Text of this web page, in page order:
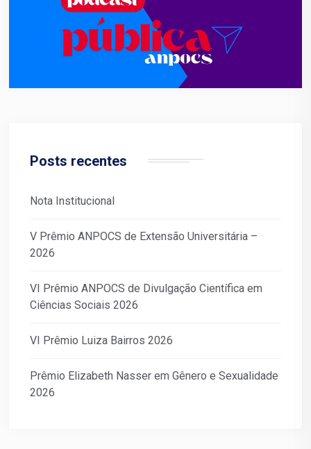
Posts recentes
Nota Institucional
V Prêmio ANPOCS de Extensão Universitária –
2026
VI Prêmio ANPOCS de Divulgação Científica em
Ciências Sociais 2026
VI Prêmio Luiza Bairros 2026
Prêmio Elizabeth Nasser em Gênero e Sexualidade
2026